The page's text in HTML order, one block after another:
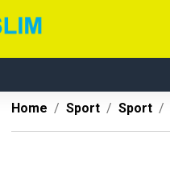
Home Sport Sport